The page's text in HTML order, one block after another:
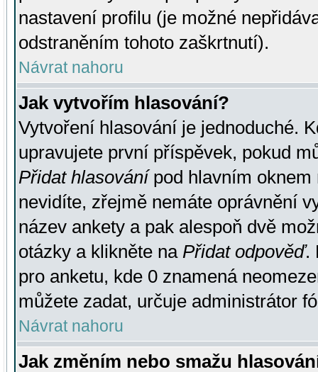
nastavení profilu (je možné
odstraněním tohoto zaškrtnutí).
Návrat nahoru
Jak vytvořím hlasování?
Vytvoření hlasování je jednoduché.
upravujete první příspěvek, pokud
Přidat hlasovánípod hlavním oknem
nevidíte, zřejmě nemáte oprávnění
název ankety a pak alespoň dvě
otázky a klikněte na Přidat odpověď.
pro anketu, kde 0 znamená
můžete zadat, určuje administrátor
Návrat nahoru
Jak změním nebo smažu